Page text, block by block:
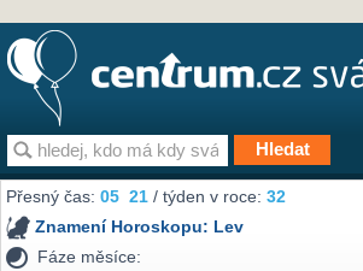
Přesný čas:05 21 / týden v roce:32
Znamení Horoskopu: Lev
Fáze měsíce: